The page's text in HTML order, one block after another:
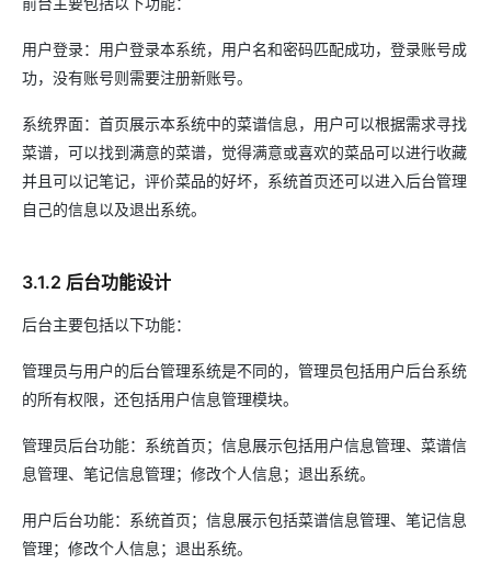
用户登录：用户登录本系统，用户名和密码匹配成功，登录账号成
功，没有账号则需要注册新账号。
系统界面：首页展示本系统中的菜谱信息，用户可以根据需求寻找
菜谱，可以找到满意的菜谱，觉得满意或喜欢的菜品可以进行收藏
并且可以记笔记，评价菜品的好坏，系统首页还可以进入后台管理
自己的信息以及退出系统。
3.1.2 后台功能设计
后台主要包括以下功能：
管理员与用户的后台管理系统是不同的，管理员包括用户后台系统
的所有权限，还包括用户信息管理模块。
管理员后台功能：系统首页；信息展示包括用户信息管理、菜谱信
息管理、笔记信息管理；修改个人信息；退出系统。
用户后台功能：系统首页；信息展示包括菜谱信息管理、笔记信息
管理；修改个人信息；退出系统。